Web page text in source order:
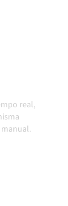
real,